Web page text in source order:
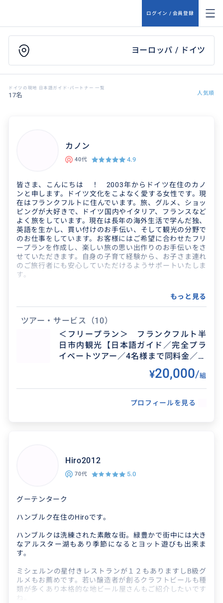
ログイン / 会員登録
ヨーロッパ / ドイツ
ドイツの現地 日本語ガイド･パートナー 一覧
17名 人気順
カノン
40代 4.9
皆さま、こんにちは ！ 2003年からドイツ在住のカノ
ンと申します。ドイツ文化をこよなく愛する女性です。現
在はフランクフルトに住んでいます。旅、グルメ、ショッ
ピングが大好きで、ドイツ国内やイタリア、フランスなど
よく旅をしています。現在は長年の海外生活で学んだ独、
英語を生かし、買い付けのお手伝い、そして観光の分野で
のお仕事をしています。お客様にはご希望に合わせたフリ
ープランを作成し、楽しい旅の思い出作りのお手伝いをさ
せていただきます。自身の子育て経験から、お子さま連れ
のご旅行者にも安心していただけるようサポートいたしま
す。
ホテルや旅の手配、ドイツ各地での視察旅行、電車やコン
サートチケットの手配、空港送迎、郊外のアウトレットへ
メ、ワイン、スイーツ、旅行プランなど、なんで
もご相談ください！
憧れのベートーヴェンハウス
7歳、9歳、10歳のこども達が、ピアノが大好き
もっと見る
ツアー・サービス
（10）
＜フリープラン＞ フランクフルト半
日市内観光【日本語ガイド／完全プラ
イベートツアー／4名様まで同料金／行
き先アレンジや時間延長も可能】
¥20,000/組
プロフィールを見る
Hiro2012
70代 5.0
グーテンターク
ハンブルク在住のHiroです。
ハンブルクは洗練された素敵な街。緑豊かで街中には大き
なアルスター湖もあり季節になるとヨット遊びも出来ま
す。
ミシェルンの星付きレストランが１２もありますしB級グ
ルメもお薦めです。若い醸造者が創るクラフトビールも種
類が多くあり本格的な地ビール屋さんもご紹介したいです
ね。